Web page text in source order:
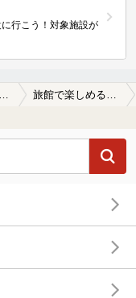
行こう！対象施設が
ガイドウエイ志段味 旅館で楽しめるガイドウエイ志段味周辺の温泉、日帰り温泉、スーパー銭湯を探す